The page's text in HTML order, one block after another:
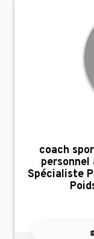
,
coach
Spécialiste